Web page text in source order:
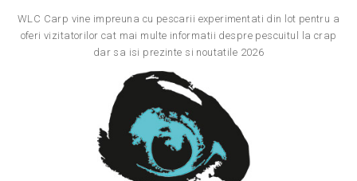
WLC Carp vine impreuna cu pescarii experimentati din lot pentru a
oferi vizitatorilor cat mai multe informatii despre pescuitul la crap
dar sa isi prezinte si noutatile 2026